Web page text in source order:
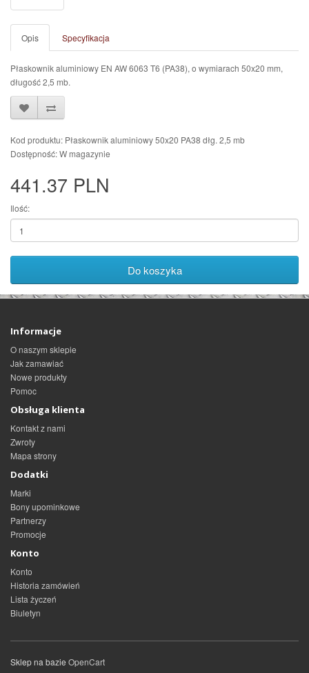
Opis Specyfikacja
Płaskownik aluminiowy EN AW 6063 T6 (PA38), o wymiarach 50x20 mm,
długość 2,5 mb.
Kod produktu: Płaskownik aluminiowy 50x20 PA38 dłg. 2,5 mb
Dostępność: W magazynie
441.37 PLN
Ilość:
Do koszyka
Informacje
O naszym sklepie
Jak zamawiać
Nowe produkty
Pomoc
Obsługa klienta
Kontakt z nami
Zwroty
Mapa strony
Dodatki
Marki
Bony upominkowe
Partnerzy
Promocje
Konto
Konto
Historia zamówień
Lista życzeń
Biuletyn
Sklep na bazie OpenCart